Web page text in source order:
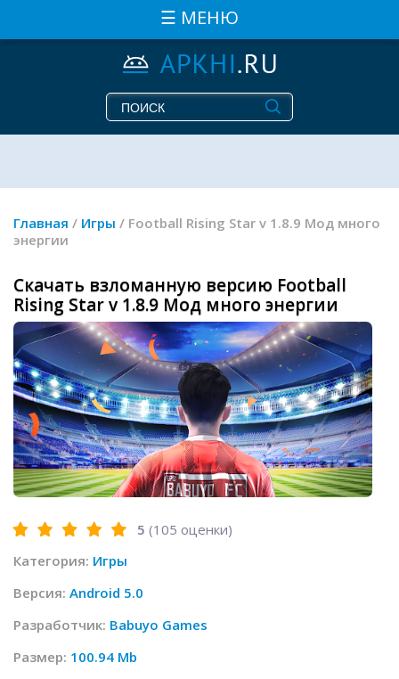
☰ МЕНЮ
Главная / Игры / Football Rising Star v 1.8.9 Мод много
энергии
Скачать взломанную версию Football
Rising Star v 1.8.9 Мод много энергии
5 (105 оценки)
Категория: Игры
Версия: Android 5.0
Разработчик: Babuyo Games
Размер: 100.94 Mb